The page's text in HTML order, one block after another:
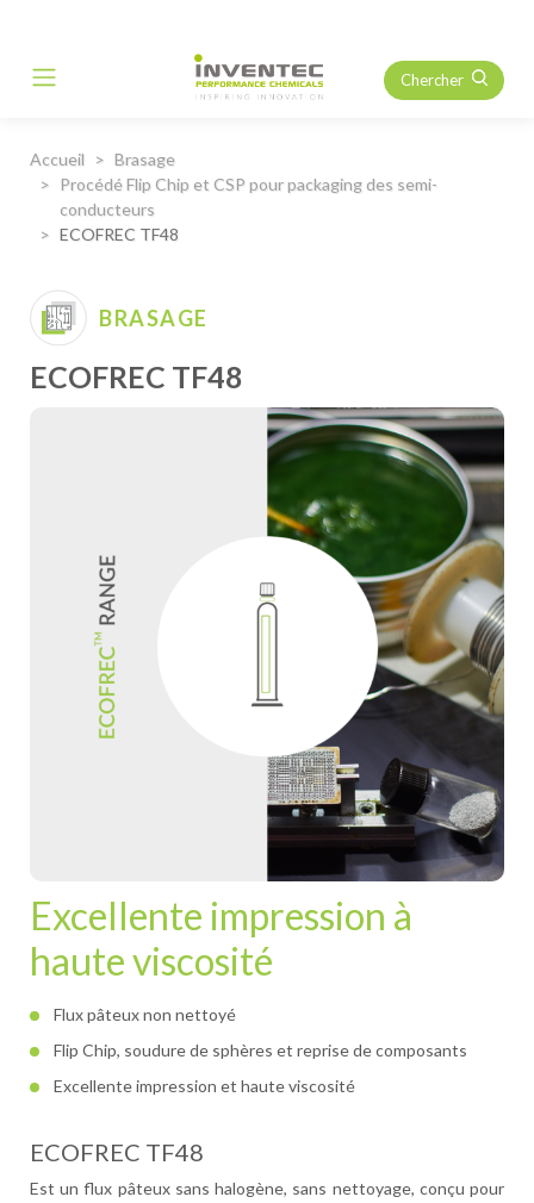
Main Navigation Chercher
Accueil
Brasage
Procédé Flip Chip et CSP pour packaging des semi-
conducteurs
ECOFREC TF48
BRASAGE
ECOFREC TF48
Excellente impression à
haute viscosité
Flux pâteux non nettoyé
Flip Chip, soudure de sphères et reprise de composants
Excellente impression et haute viscosité
ECOFREC TF48
Est un flux pâteux sans halogène, sans nettoyage, conçu pour